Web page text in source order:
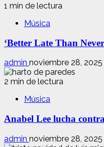
1 min de lectura
Música
‘Better Late Than
admin noviembre 28, 2025
2 min de lectura
Música
Anabel Lee lucha
admin noviembre 28, 2025